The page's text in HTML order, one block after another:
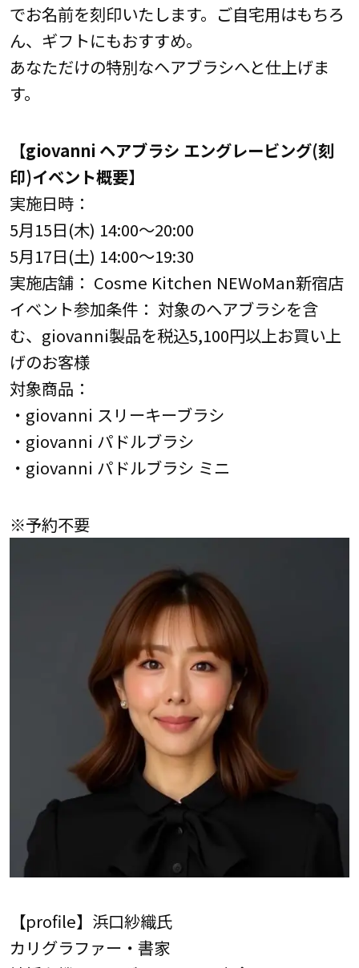
でお名前を刻印いたします。ご自宅用はもちろ
ん、ギフトにもおすすめ。
あなただけの特別なヘアブラシへと仕上げま
す。
【giovanni ヘアブラシ エングレービング(刻
印)イベント概要】
実施日時：
5月15日(木) 14:00～20:00
5月17日(土) 14:00～19:30
実施店舗： Cosme Kitchen NEWoMan新宿店
イベント参加条件： 対象のヘアブラシを含
む、giovanni製品を税込5,100円以上お買い上
げのお客様
対象商品：
・giovanni スリーキーブラシ
・giovanni パドルブラシ
・giovanni パドルブラシ ミニ
※予約不要
【profile】浜口紗織氏
カリグラファー・書家